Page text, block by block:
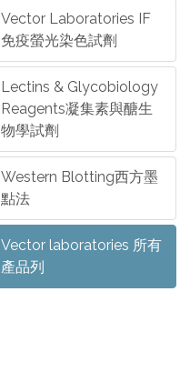
Vector Laboratories IF
免疫螢光染色試劑
Lectins & Glycobiology
Reagents凝集素與醣生
物學試劑
Western Blotting西方墨
點法
Vector laboratories 所有
產品列